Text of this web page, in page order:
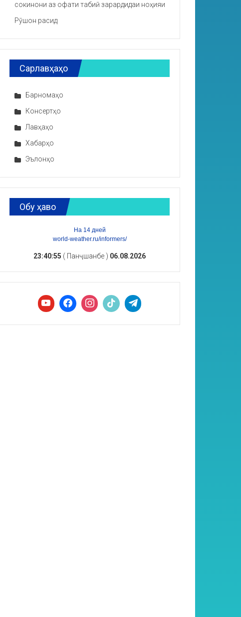
сокинони аз офати табиӣ зарардидаи ноҳияи
Рӯшон расид
Сарлавҳаҳо
Барномаҳо
Консертҳо
Лавҳаҳо
Хабарҳо
Эълонҳо
Обу ҳаво
На 14 дней
world-weather.ru/informers/
23:40:56 ( Панҷшанбе ) 06.08.2026